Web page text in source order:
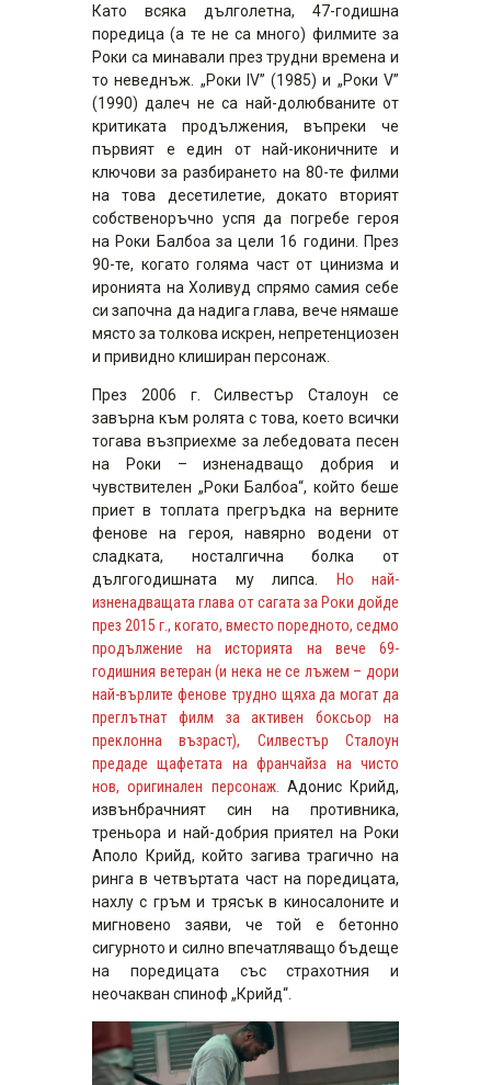
Като всяка дълголетна, 47-годишна
поредица (а те не са много) филмите за
Роки са минавали през трудни времена и
то неведнъж. „Роки IV” (1985) и „Роки V”
(1990) далеч не са най-долюбваните от
критиката продължения, въпреки че
първият е един от най-иконичните и
ключови за разбирането на 80-те филми
на това десетилетие, докато вторият
собственоръчно успя да погребе героя
на Роки Балбоа за цели 16 години. През
90-те, когато голяма част от цинизма и
иронията на Холивуд спрямо самия себе
си започна да надига глава, вече нямаше
място за толкова искрен, непретенциозен
и привидно клиширан персонаж.
През 2006 г. Силвестър Сталоун се
завърна към ролята с това, което всички
тогава възприехме за лебедовата песен
на Роки – изненадващо добрия и
чувствителен „Роки Балбоа“, който беше
приет в топлата прегръдка на верните
фенове на героя, навярно водени от
сладката, носталгична болка от
дългогодишната му липса.
Но най-
изненадващата глава от сагата за Роки дойде
през 2015 г., когато, вместо поредното, седмо
продължение на историята на вече 69-
годишния ветеран (и нека не се лъжем – дори
най-върлите фенове трудно щяха да могат да
преглътнат филм за активен боксьор на
преклонна възраст), Силвестър Сталоун
предаде щафетата на франчайза на чисто
нов, оригинален персонаж.
Адонис Крийд,
извънбрачният син на противника,
треньора и най-добрия приятел на Роки
Аполо Крийд, който загива трагично на
ринга в четвъртата част на поредицата,
нахлу с гръм и трясък в киносалоните и
мигновено заяви, че той е бетонно
сигурното и силно впечатляващо бъдеще
на поредицата със страхотния и
неочакван спиноф „Крийд“.